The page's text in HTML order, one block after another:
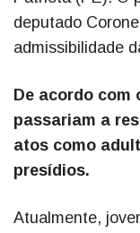
deputado
admissibilidade
De acordo com
passariam a
atos como
presídios.
Atualmente,